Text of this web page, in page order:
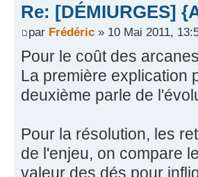
Re: [DÉMIURGES]
par Frédéric » 10 Mai 2011,
Pour le coût des
La première explication
deuxième parle de
Pour la résolution, les
de l'enjeu, on compare
valeur des dés pour